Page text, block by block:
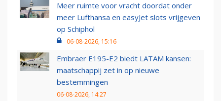
Meer ruimte voor vracht doordat onder
meer Lufthansa en easyJet slots vrijgeven
op Schiphol
06-08-2026, 15:16
Embraer E195-E2 biedt LATAM kansen:
maatschappij zet in op nieuwe
bestemmingen
06-08-2026, 14:27